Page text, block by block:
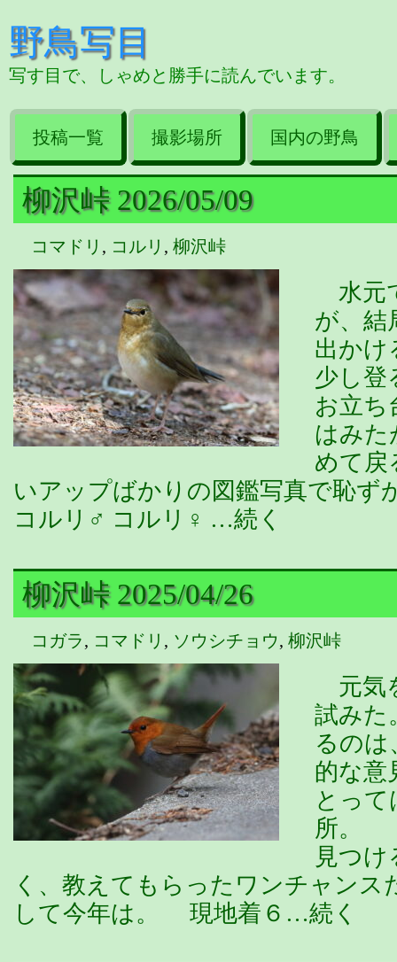
野鳥写目
写す目で、しゃめと勝手に読んでいます。
投稿一覧 撮影場所 国内の野鳥
柳沢峠 2026/05/09
コマドリ , コルリ , 柳沢峠
水元
が、結
出か
少し登
お立
はみた
めて
いアップばかりの図鑑写真で恥ず
コルリ♂ コルリ♀ …続く
柳沢峠 2025/04/26
コガラ, コマドリ , ソウシチョウ, 柳沢峠
元気
試み
るのは
的な意
とっ
所。
見つ
く、教えてもらったワンチャンス
して今年は。 現地着６…続く